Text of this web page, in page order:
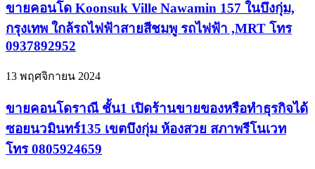
ขายคอนโด Koonsuk Ville Nawamin 157 ในบึงกุ่ม,
กรุงเทพ ใกล้รถไฟฟ้าสายสีชมพู รถไฟฟ้า ,MRT โทร
0937892952
13 พฤศจิกายน 2024
ขายคอนโดราณี ชั้น1 เปิดร้านขายของหรือทำธุรกิจได้
ซอยนวมินทร์135 เขตบึงกุ่ม ห้องสวย สภาพรีโนเวท
โทร 0805924659